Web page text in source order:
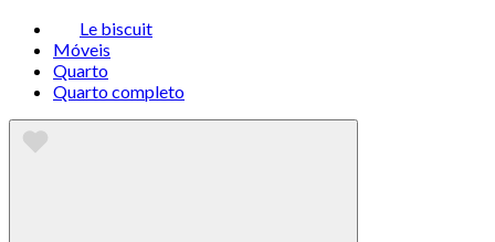
Le biscuit
Móveis
Quarto
Quarto completo